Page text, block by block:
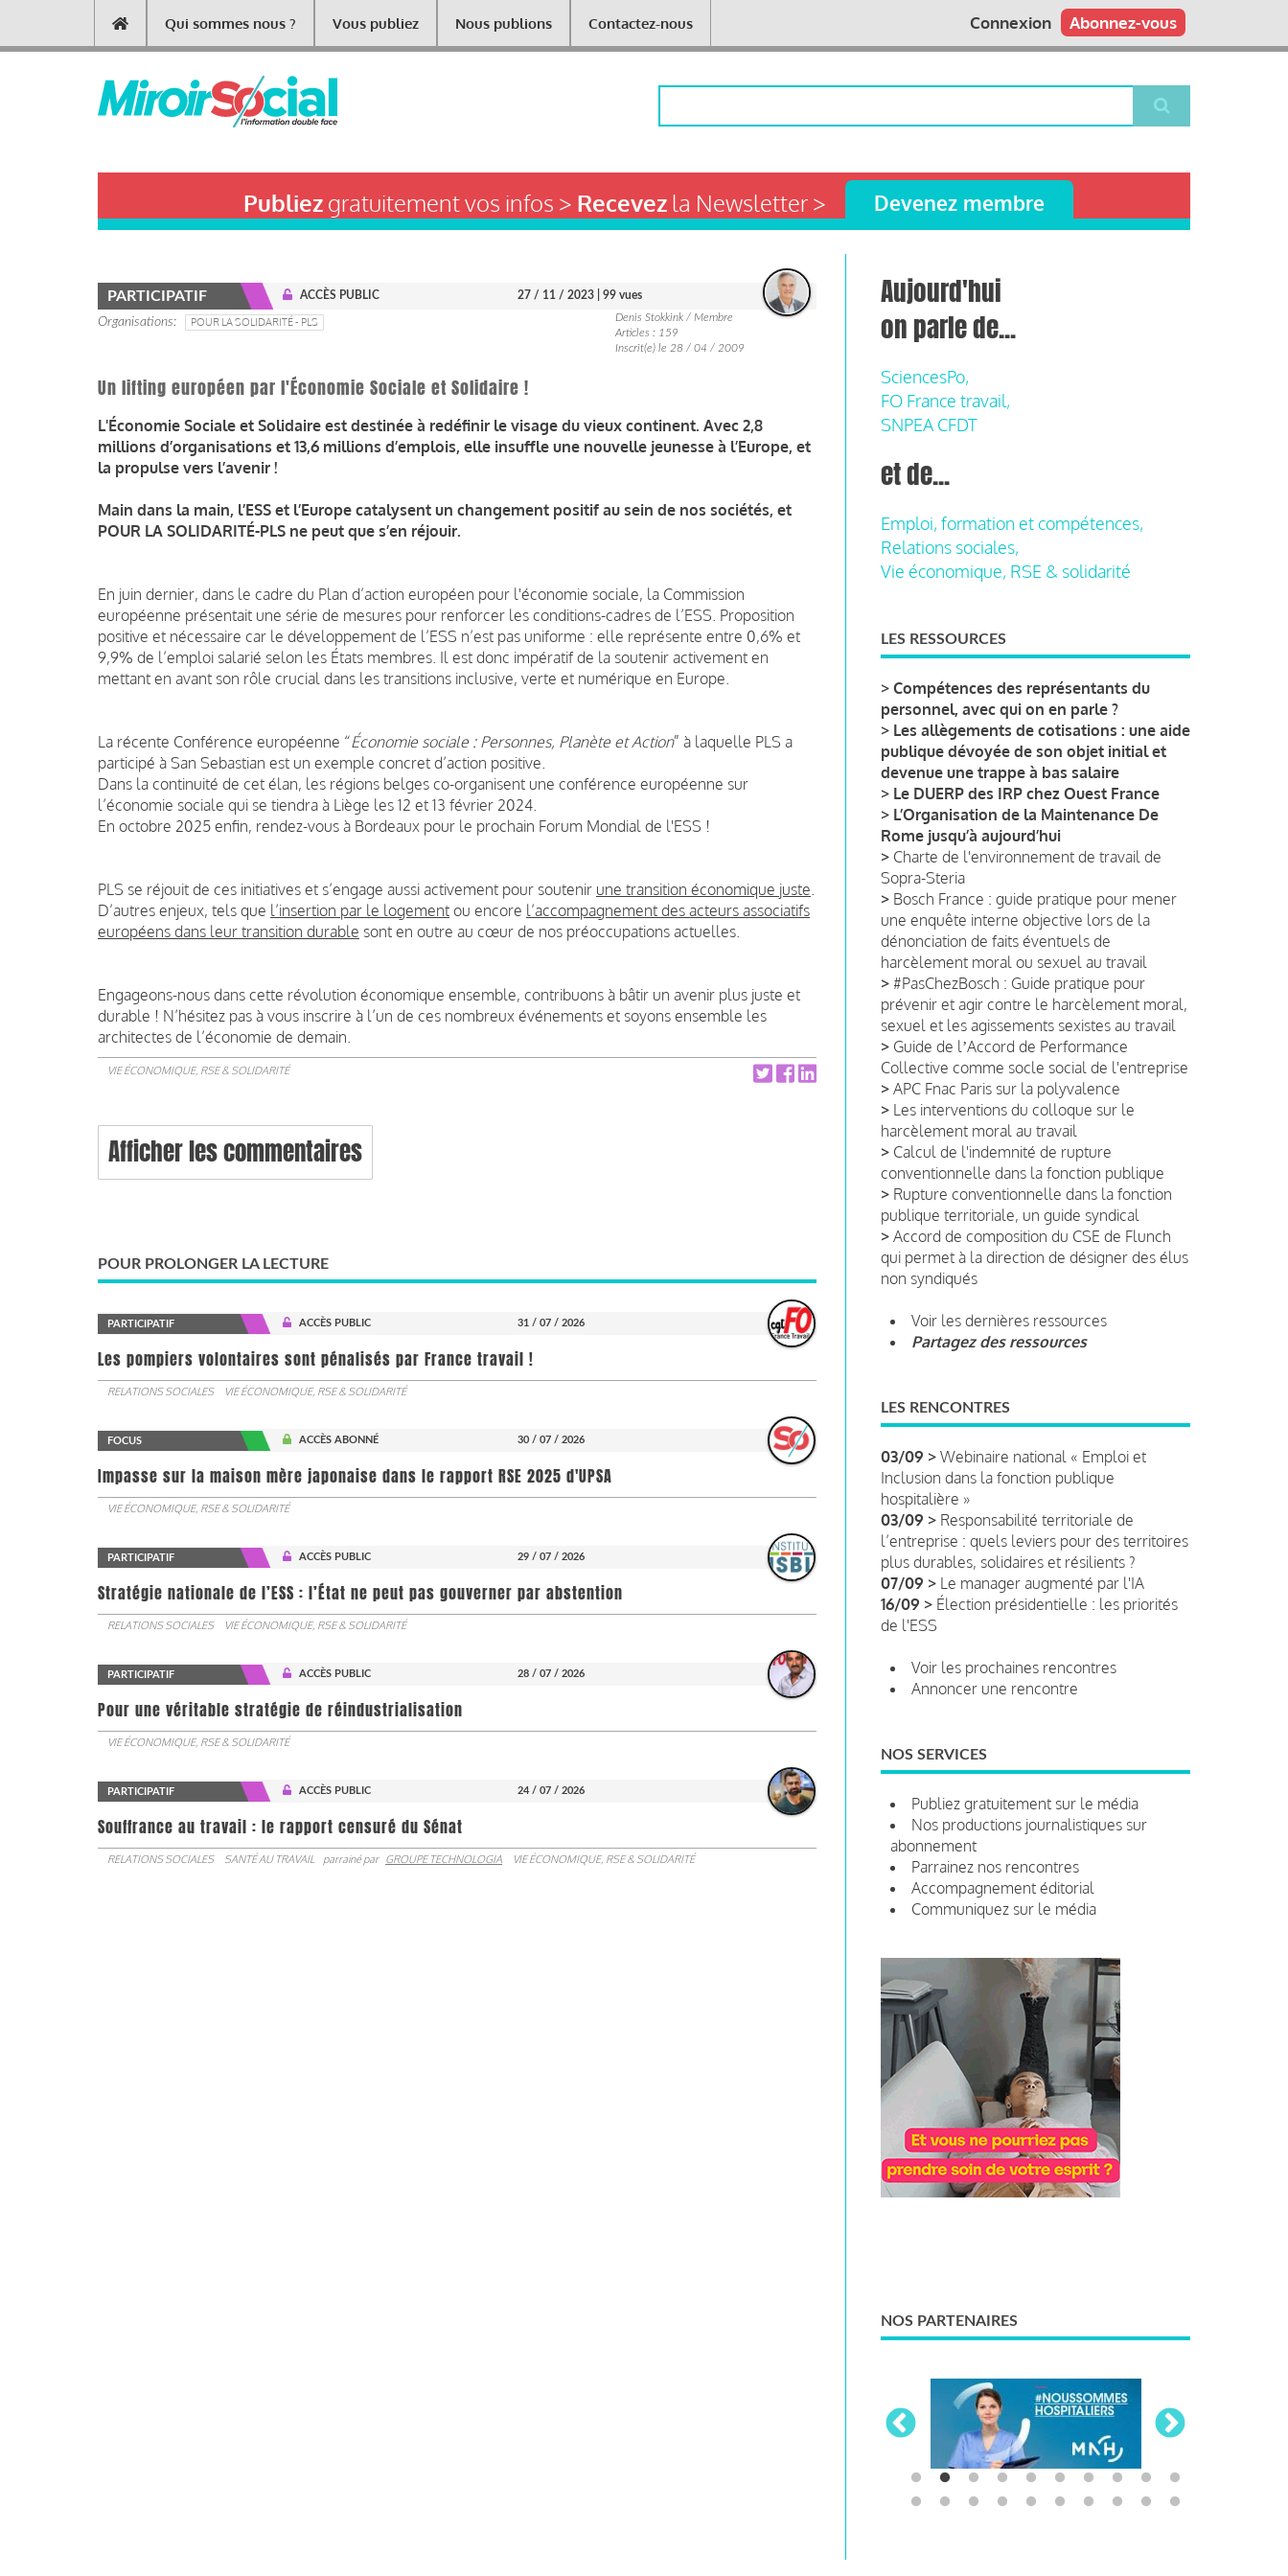
contenu
Main
navigation
Qui sommes nous ? Vous publiez Nous publions Contactez-nous Abonnez-vous
Connexion
Publiezgratuitement vos infos > Recevezla Newsletter > Devenez membre
PARTICIPATIF ACCÈS PUBLIC 27 / 11 / 2023 | 99 vues
Organisations POUR LA SOLIDARITÉ - PLS
Denis Stokkink / Membre
Articles : 159
Inscrit(e) le 28 / 04 / 2009
Un lifting européen par l'Économie Sociale et Solidaire !
L'Économie Sociale et Solidaire est destinée à redéfinir le visage du vieux continent. Avec 2,8
millions d’organisations et 13,6 millions d’emplois, elle insuffle une nouvelle jeunesse à l’Europe, et
la propulse vers l’avenir !
Main dans la main, l’ESS et l’Europe catalysent un changement positif au sein de nos sociétés, et
POUR LA SOLIDARITÉ-PLS ne peut que s’en réjouir.
En juin dernier, dans le cadre du Plan d’action européen pour l'économie sociale, la Commission
européenne présentait une série de mesures pour renforcer les conditions-cadres de l’ESS. Proposition
positive et nécessaire car le développement de l’ESS n’est pas uniforme : elle représente entre 0,6% et
9,9% de l’emploi salarié selon les États membres. Il est donc impératif de la soutenir activement en
mettant en avant son rôle crucial dans les transitions inclusive, verte et numérique en Europe.
La récente Conférence européenne “Économie sociale : Personnes, Planète et Action” à laquelle PLS a
participé à San Sebastian est un exemple concret d’action positive.
Dans la continuité de cet élan, les régions belges co-organisent une conférence européenne sur
l’économie sociale qui se tiendra à Liège les 12 et 13 février 2024.
En octobre 2025 enfin, rendez-vous à Bordeaux pour le prochain Forum Mondial de l'ESS !
PLS se réjouit de ces initiatives et s’engage aussi activement pour soutenir une transition économique juste
D’autres enjeux, tels que l’insertion par le logement ou encore l’accompagnement des acteurs associatifs
européens dans leur transition durable sont en outre au cœur de nos préoccupations actuelles.
Engageons-nous dans cette révolution économique ensemble, contribuons à bâtir un avenir plus juste et
durable ! N’hésitez pas à vous inscrire à l’un de ces nombreux événements et soyons ensemble les
architectes de l’économie de demain.
VIE ÉCONOMIQUE, RSE & SOLIDARITÉ
Afficher les commentaires
POUR PROLONGER LA LECTURE
PARTICIPATIF ACCÈS PUBLIC 31 / 07 / 2026
Les pompiers volontaires sont pénalisés par France travail !
RELATIONS SOCIALES VIE ÉCONOMIQUE, RSE & SOLIDARITÉ
FOCUS ACCÈS ABONNÉ 30 / 07 / 2026
Impasse sur la maison mère japonaise dans le rapport RSE 2025 d'UPSA
VIE ÉCONOMIQUE, RSE & SOLIDARITÉ
PARTICIPATIF ACCÈS PUBLIC 29 / 07 / 2026
Stratégie nationale de l’ESS : l’État ne peut pas gouverner par abstention
RELATIONS SOCIALES VIE ÉCONOMIQUE, RSE & SOLIDARITÉ
PARTICIPATIF ACCÈS PUBLIC 28 / 07 / 2026
Pour une véritable stratégie de réindustrialisation
VIE ÉCONOMIQUE, RSE & SOLIDARITÉ
PARTICIPATIF ACCÈS PUBLIC 24 / 07 / 2026
Souffrance au travail : le rapport censuré du Sénat
RELATIONS SOCIALES SANTÉ AU TRAVAIL parrainé par GROUPE TECHNOLOGIA VIE ÉCONOMIQUE, RSE & SOLIDARITÉ
Aujourd'hui
on parle de...
SciencesPo,
FO France travail,
SNPEA CFDT
et de...
Emploi, formation et compétences,
Relations sociales,
Vie économique, RSE & solidarité
LES RESSOURCES
> Compétences des représentants du
personnel, avec qui on en parle ?
> Les allègements de cotisations : une aide
publique dévoyée de son objet initial et
devenue une trappe à bas salaire
> Le DUERP des IRP chez Ouest France
> L’Organisation de la Maintenance De
Rome jusqu’à aujourd’hui
> Charte de l'environnement de travail de
Sopra-Steria
> Bosch France : guide pratique pour mener
une enquête interne objective lors de la
dénonciation de faits éventuels de
harcèlement moral ou sexuel au travail
> #PasChezBosch : Guide pratique pour
prévenir et agir contre le harcèlement moral,
sexuel et les agissements sexistes au travail
> Guide de lʼAccord de Performance
Collective comme socle social de l'entreprise
> APC Fnac Paris sur la polyvalence
> Les interventions du colloque sur le
harcèlement moral au travail
> Calcul de l'indemnité de rupture
conventionnelle dans la fonction publique
> Rupture conventionnelle dans la fonction
publique territoriale, un guide syndical
> Accord de composition du CSE de Flunch
qui permet à la direction de désigner des élus
non syndiqués
Voir les dernières ressources
Partagez des ressources
LES RENCONTRES
03/09 > Webinaire national « Emploi et
Inclusion dans la fonction publique
hospitalière »
03/09 > Responsabilité territoriale de
l’entreprise : quels leviers pour des territoires
plus durables, solidaires et résilients ?
07/09 > Le manager augmenté par l'IA
16/09 > Élection présidentielle : les priorités
de l'ESS
Voir les prochaines rencontres
Annoncer une rencontre
NOS SERVICES
Publiez gratuitement sur le média
Nos productions journalistiques sur
abonnement
Parrainez nos rencontres
Accompagnement éditorial
Communiquez sur le média
NOS PARTENAIRES